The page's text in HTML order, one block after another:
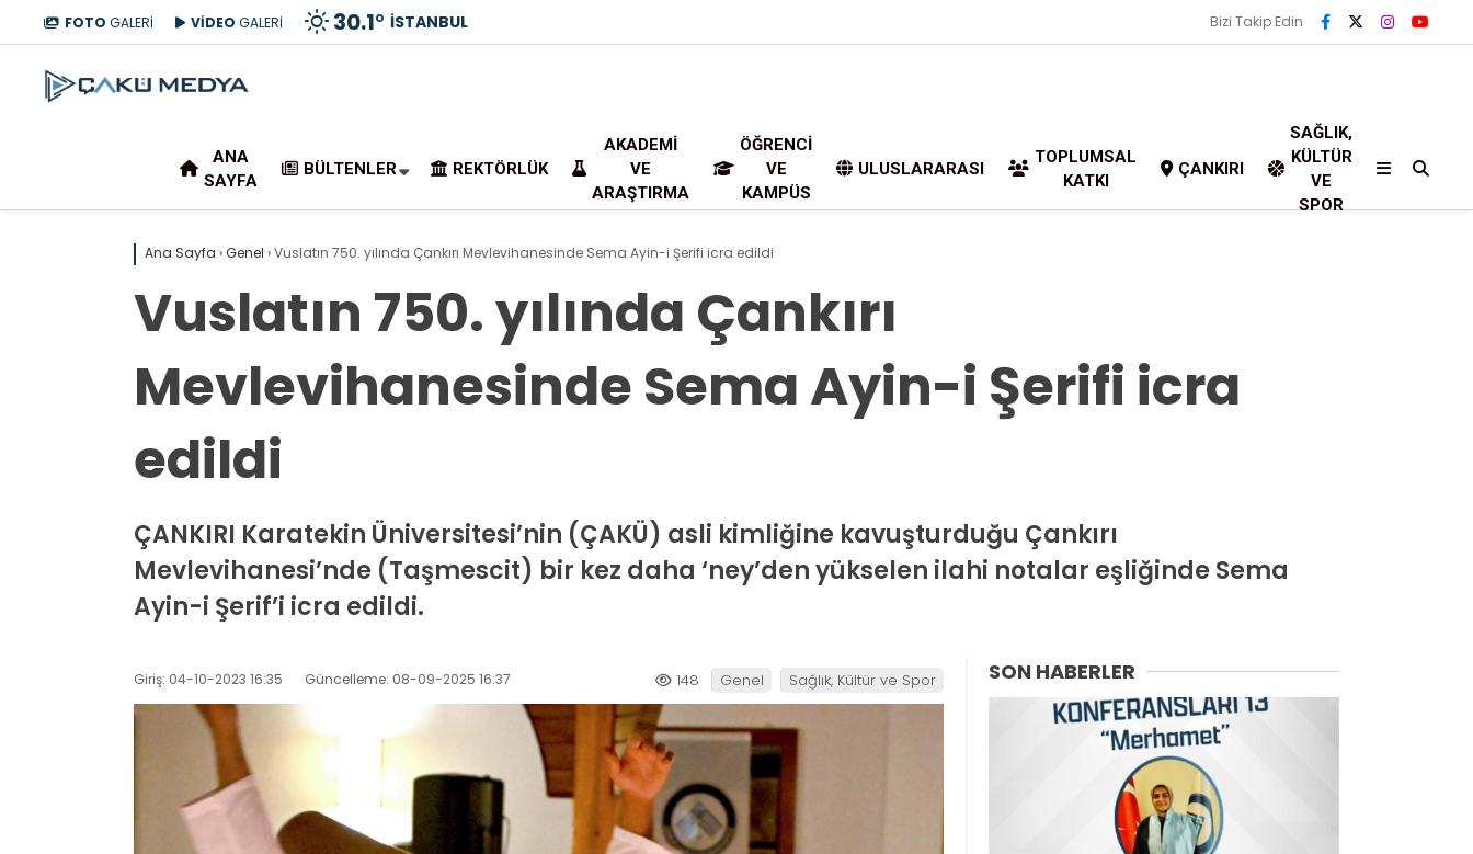
FOTO GALERİ VİDEO GALERİ 30.1° İSTANBUL Bizi Takip Edin
ANA
SAYFA
BÜLTENLER REKTÖRLÜK
AKADEMI
VE
ARAŞTIRMA
ÖĞRENCI
VE
KAMPÜS
ULUSLARARASI
TOPLUMSAL
KATKI
ÇANKIRI
SAĞLIK,
KÜLTÜR
VE
SPOR
Ana Sayfa ›Genel ›Vuslatın 750. yılında Çankırı Mevlevihanesinde Sema Ayin-i Şerifi icra edildi
Vuslatın 750. yılında Çankırı
Mevlevihanesinde Sema Ayin-i Şerifi icra
edildi
ÇANKIRI Karatekin Üniversitesi’nin (ÇAKÜ) asli kimliğine kavuşturduğu Çankırı
Mevlevihanesi’nde (Taşmescit) bir kez daha ‘ney’den yükselen ilahi notalar eşliğinde Sema
Ayin-i Şerif’i icra edildi.
Giriş: 04-10-2023 16:35 Güncelleme: 08-09-2025 16:37 148 Genel Sağlık, Kültür ve Spor SON HABERLER